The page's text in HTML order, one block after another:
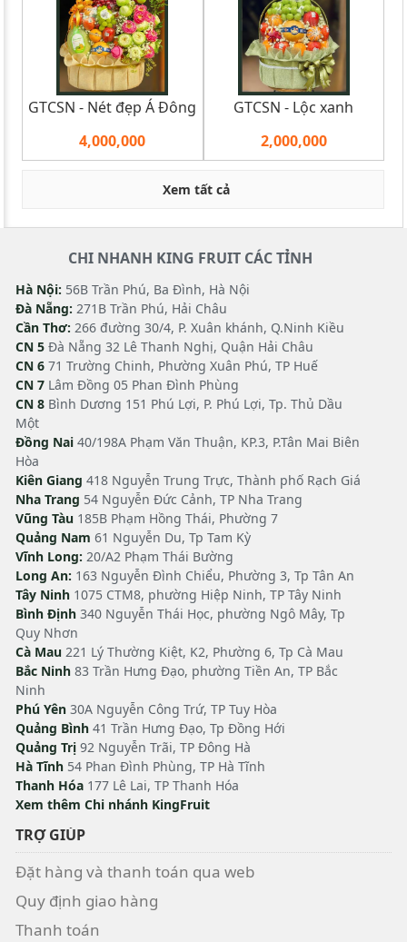
GTCSN - Nét đẹp Á Đông
4,000,000
GTCSN - Lộc xanh
2,000,000
Xem tất cả
CHI NHANH KING FRUIT CÁC TỈNH
Hà Nội: 56B Trần Phú, Ba Đình, Hà Nội
Đà Nẵng: 271B Trần Phú, Hải Châu
Cần Thơ: 266 đường 30/4, P. Xuân khánh, Q.Ninh Kiều
CN 5 Đà Nẵng 32 Lê Thanh Nghị, Quận Hải Châu
CN 6 71 Trường Chinh, Phường Xuân Phú, TP Huế
CN 7 Lâm Đồng 05 Phan Đình Phùng
CN 8 Bình Dương 151 Phú Lợi, P. Phú Lợi, Tp. Thủ Dầu
Một
Đồng Nai 40/198A Phạm Văn Thuận, KP.3, P.Tân Mai Biên
Hòa
Kiên Giang 418 Nguyễn Trung Trực, Thành phố Rạch Giá
Nha Trang 54 Nguyễn Đức Cảnh, TP Nha Trang
Vũng Tàu 185B Phạm Hồng Thái, Phường 7
Quảng Nam 61 Nguyễn Du, Tp Tam Kỳ
Vĩnh Long: 20/A2 Phạm Thái Bường
Long An: 163 Nguyễn Đình Chiểu, Phường 3, Tp Tân An
Tây Ninh 1075 CTM8, phường Hiệp Ninh, TP Tây Ninh
Bình Định 340 Nguyễn Thái Học, phường Ngô Mây, Tp
Quy Nhơn
Cà Mau 221 Lý Thường Kiệt, K2, Phường 6, Tp Cà Mau
Bắc Ninh 83 Trần Hưng Đạo, phường Tiền An, TP Bắc
Ninh
Phú Yên 30A Nguyễn Công Trứ, TP Tuy Hòa
Quảng Bình 41 Trần Hưng Đạo, Tp Đồng Hới
Quảng Trị 92 Nguyễn Trãi, TP Đông Hà
Hà Tĩnh 54 Phan Đình Phùng, TP Hà Tĩnh
Thanh Hóa 177 Lê Lai, TP Thanh Hóa
Xem thêm Chi nhánh KingFruit
TRỢ GIÚP
Đặt hàng và thanh toán qua web
Quy định giao hàng
Thanh toán